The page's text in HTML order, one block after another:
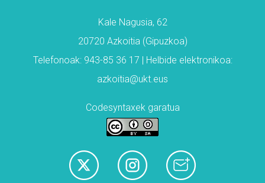
Kale Nagusia, 62
20720 Azkoitia (Gipuzkoa)
Telefonoak: 943-85 36 17 | Helbide elektronikoa:
azkoitia@ukt.eus
Codesyntaxek garatua